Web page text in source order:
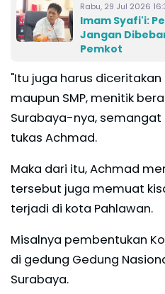
Rabu, 29 Jul 2026
Imam Syafi'i:
Jangan
Pemkot
"Itu juga harus
maupun SMP, menitik
Surabaya-nya,
tukas Achmad.
Maka dari itu, Achmad
tersebut juga memuat
terjadi di kota Pahlawan.
Misalnya pembentukan
di gedung Gedung
Surabaya.